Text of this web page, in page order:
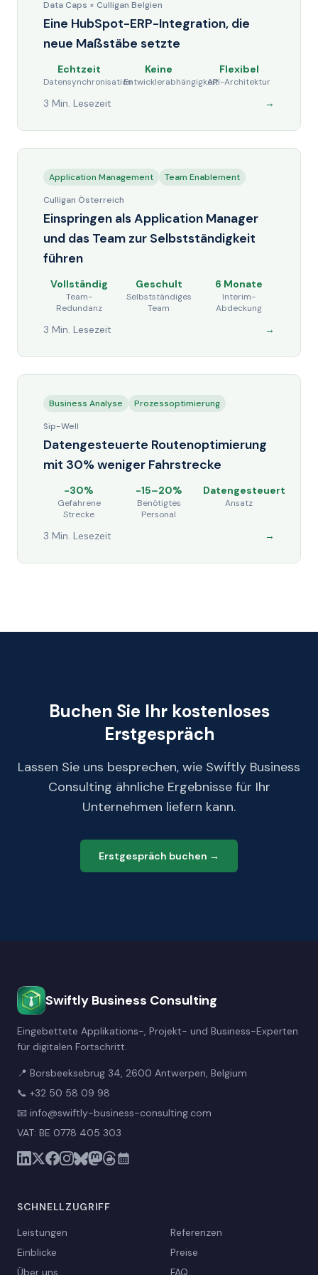
Data Caps × Culligan Belgien
Eine HubSpot-ERP-Integration, die
neue Maßstäbe setzte
Echtzeit
Datensynchronisation
Keine
Entwicklerabhängigkeit
Flexibel
API-Architektur
3 Min. Lesezeit →
Application Management
Team Enablement
Culligan Österreich
Einspringen als Application Manager
und das Team zur Selbstständigkeit
führen
Vollständig
Team-
Redundanz
Geschult
Selbstständiges
Team
6 Monate
Interim-
Abdeckung
3 Min. Lesezeit →
Business Analyse
Prozessoptimierung
Sip-Well
Datengesteuerte Routenoptimierung
mit 30% weniger Fahrstrecke
-30%
Gefahrene
Strecke
-15–20%
Benötigtes
Personal
Datengesteuert
Ansatz
3 Min. Lesezeit →
Buchen Sie Ihr kostenloses
Erstgespräch
Lassen Sie uns besprechen, wie Swiftly Business
Consulting ähnliche Ergebnisse für Ihr
Unternehmen liefern kann.
Erstgespräch buchen →
Swiftly Business Consulting
Eingebettete Applikations-, Projekt- und Business-Experten
für digitalen Fortschritt.
📍 Borsbeeksebrug 34, 2600 Antwerpen, Belgium
📞 +32 50 58 09 98
📧 info@swiftly-business-consulting.com
VAT: BE 0778 405 303
SCHNELLZUGRIFF
Leistungen
Referenzen
Einblicke
Preise
Über uns
FAQ